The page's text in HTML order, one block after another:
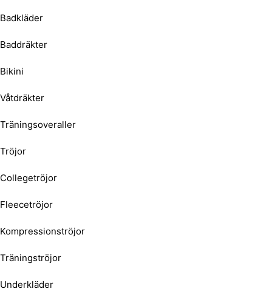
Badkläder
Baddräkter
Bikini
Våtdräkter
Träningsoveraller
Tröjor
Collegetröjor
Fleecetröjor
Kompressionströjor
Träningströjor
Underkläder